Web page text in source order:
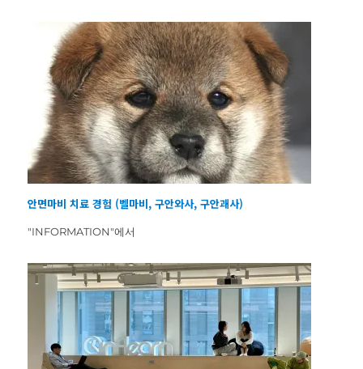
안면마비 치료 경험 (벨마비, 구안와사, 구안괘사)
"INFORMATION"에서